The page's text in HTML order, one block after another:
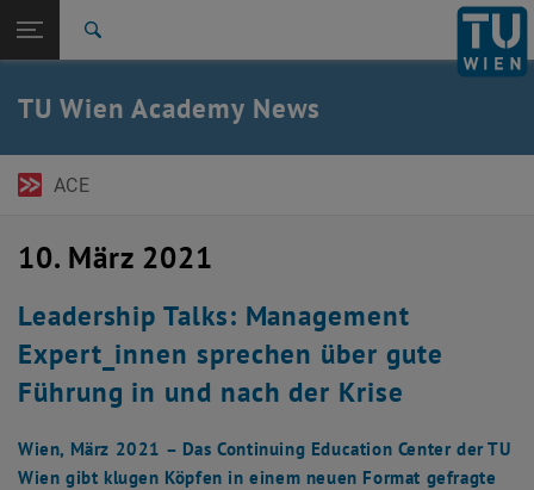
TU Login
Zurück: Subseiten von TU Wien Startseite auflisten
Zurück zur letzten Ebene:
ACE Newsletter
Expert Talks
Pressemitteilungen
TU Wien Academy News
ACE
10. März 2021
Leadership Talks: Management
Expert_innen sprechen über gute
Führung in und nach der Krise
Wien, März 2021 – Das Continuing Education Center der TU
Wien gibt klugen Köpfen in einem neuen Format gefragte